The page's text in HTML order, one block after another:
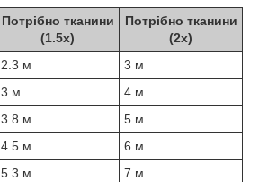
Потрібно тканини
(1.5x)
Потрібно тканини
(2x)
2.3 м
3 м
3 м
4 м
3.8 м
5 м
4.5 м
6 м
5.3 м
7 м